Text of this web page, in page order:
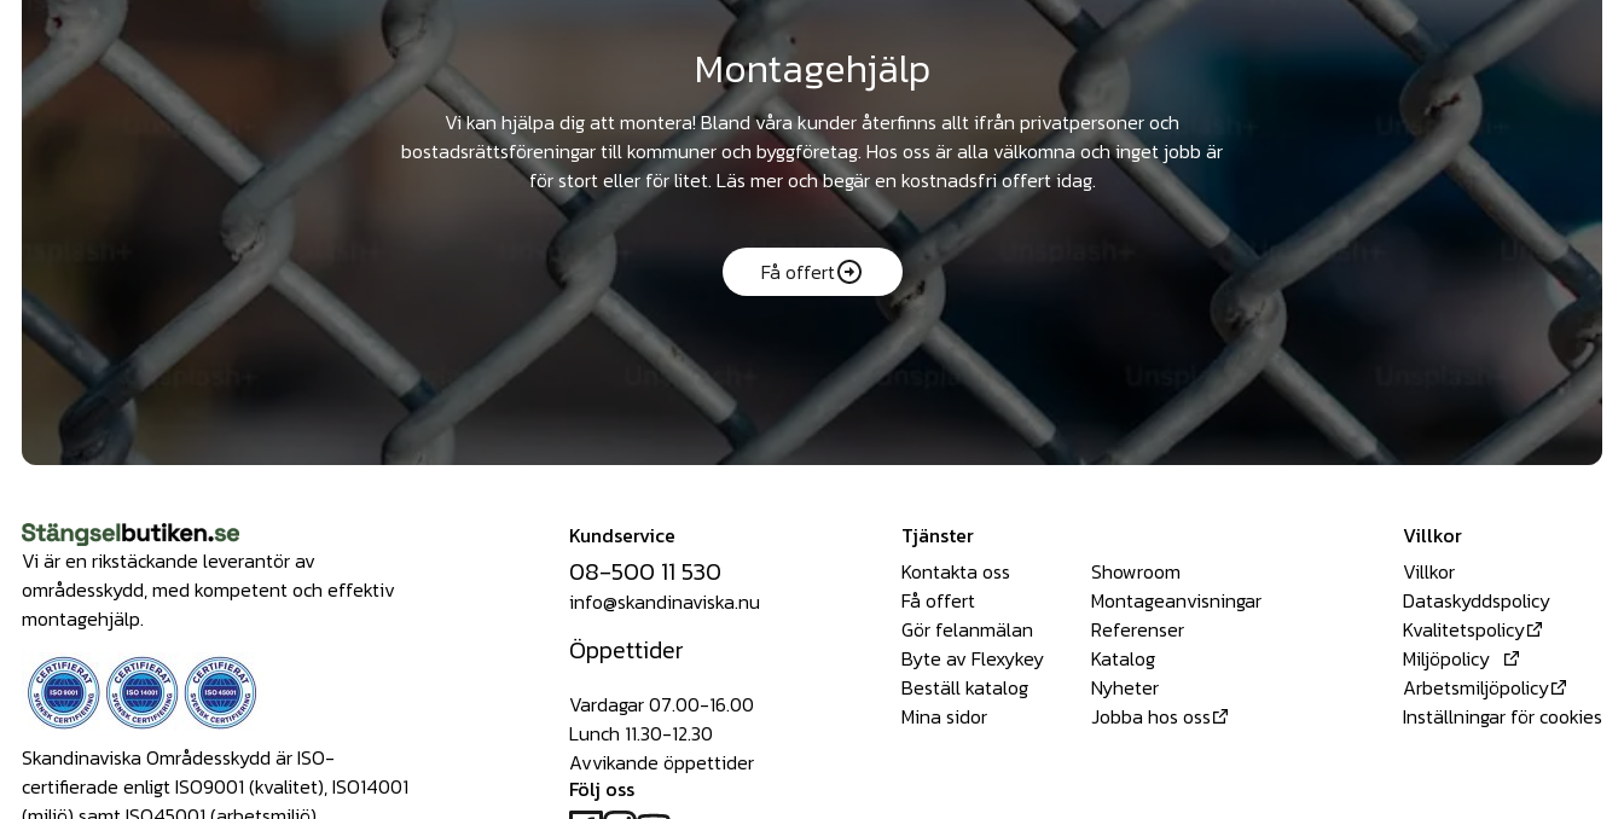
Montagehjälp
Vi kan hjälpa dig att montera! Bland våra kunder återfinns allt ifrån privatpersoner och
bostadsrättsföreningar till kommuner och byggföretag. Hos oss är alla välkomna och inget jobb är
för stort eller för litet. Läs mer och begär en kostnadsfri offert idag.
Få offert
Vi är en rikstäckande leverantör av
områdesskydd, med kompetent och effektiv
montagehjälp.
Skandinaviska Områdesskydd är ISO-
certifierade enligt ISO9001 (kvalitet), ISO14001
Kundservice
08-500 11 530
info@skandinaviska.nu
Öppettider
Vardagar 07.00-16.00
Lunch 11.30-12.30
Avvikande öppettider
Följ oss
Tjänster
Kontakta oss
Få offert
Gör felanmälan
Byte av Flexykey
Beställ katalog
Mina sidor
Showroom
Montageanvisningar
Referenser
Katalog
Nyheter
Jobba hos oss
Villkor
Villkor
Dataskyddspolicy
Kvalitetspolicy
Miljöpolicy
Arbetsmiljöpolicy
Inställningar för cookies